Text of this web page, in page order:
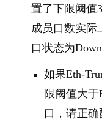
置了下限阈值
成员口数实际
口状态为Down
如果Eth-
限阈值大
口，请正确